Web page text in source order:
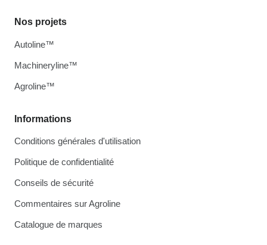
Informations
Conditions générales d'utilisation
Politique de confidentialité
Conseils de sécurité
Commentaires sur Agroline
Catalogue de marques
Nos projets
Autoline™
Machineryline™
Agroline™